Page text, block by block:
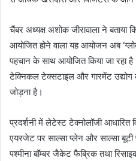
i
l
चैंबर अध्यक्ष अशोक जीरावाला ने बताया
आयोजित होने वाला यह आयोजन अब
पहचान के साथ आयोजित किया जा रहा
टेक्निकल टेक्सटाइल और गारमेंट उद्योग
जोड़ना है।
प्रदर्शनी में लेटेस्ट टेक्नोलॉजी आधारित
एयरजेट पर साल्सा प्लेन और साल्सा
पश्मीना बॉम्बर जैकेट फैब्रिक तथा